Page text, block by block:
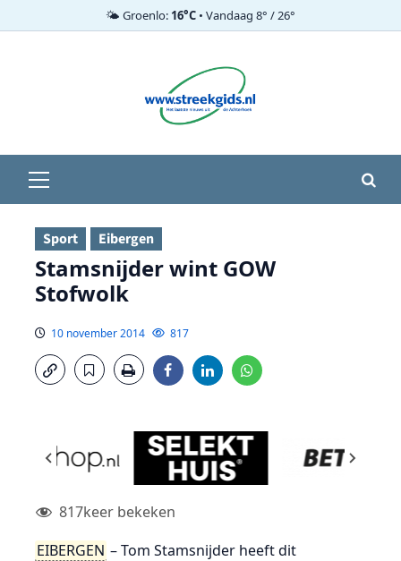
🌤️ Groenlo: 16°C • Vandaag 8° / 26°
menu
Sport Eibergen
Stamsnijder wint GOW
Stofwolk
10 november 2014 817
817keer bekeken
EIBERGEN – Tom Stamsnijder heeft dit